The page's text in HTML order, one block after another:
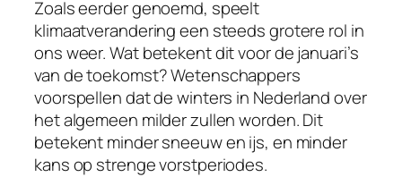
Zoals eerder genoemd, speelt
klimaatverandering een steeds grotere rol in
ons weer. Wat betekent dit voor de januari’s
van de toekomst? Wetenschappers
voorspellen dat de winters in Nederland over
het algemeen milder zullen worden. Dit
betekent minder sneeuw en ijs, en minder
kans op strenge vorstperiodes.